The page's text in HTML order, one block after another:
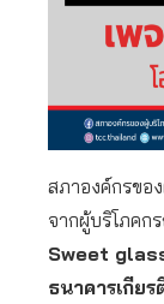
สภาองค์กรขอ
จากผู้บริโภคก
Sweet
ธนาคารเกีย